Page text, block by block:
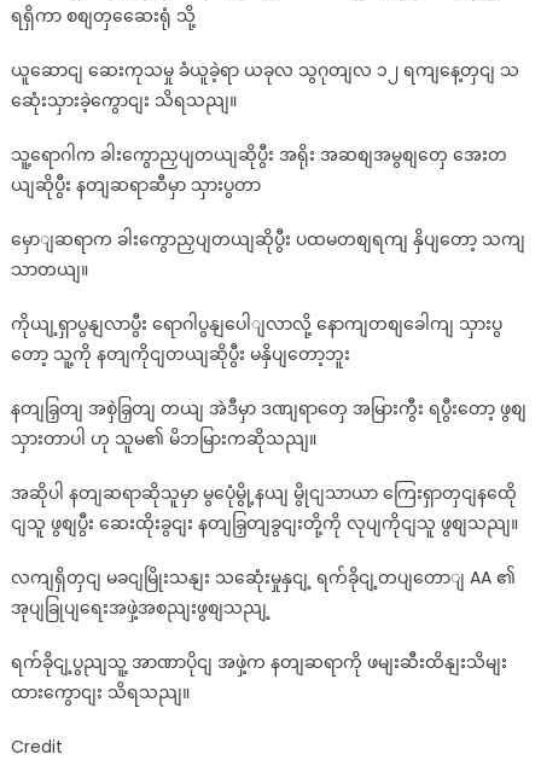
ရရှိကာ စစျတှဆေေးရုံ သို့
ယူဆောငျ ဆေးကုသမှု ခံယူခဲ့ရာ ယခုလ သွဂုတျလ ၁၂ ရကျနေ့တှငျ သ
ဆေုံးသှားခဲ့ကွောငျး သိရသညျ။
သူ့ရောဂါက ခါးကွောညှပျတယျဆိုပွီး အရိုး အဆစျအမွစျတှေ အေးတ
ယျဆိုပွီး နတျဆရာဆီမှာ သှားပွတာ
မှောျဆရာက ခါးကွောညှပျတယျဆိုပွီး ပထမတစျရကျ နှိပျတော့ သကျ
သာတယျ။
ကိုယျ့ရှာပွနျလာပွီး ရောဂါပွနျပေါျလာလို့ နောကျတစျခေါကျ သှားပွ
တော့ သူ့ကို နတျကိုငျတယျဆိုပွီး မနှိပျတော့ဘူး
နတျခြှတျ အစှဲခြှတျ တယျ အဲဒီမှာ ဒဏျရာတှေ အမြားကွီး ရပွီးတော့ ဖွစျ
သှားတာပါ ဟု သူမ၏ မိဘမြားကဆိုသညျ။
အဆိုပါ နတျဆရာဆိုသူမှာ မွပေုံမွို့နယျ မွိုငျသာယာ ကြေးရှာတှငျနထေို
ငျသူ ဖွစျပွီး ဆေးထိုးခွငျး နတျခြှတျခွငျးတို့ကို လုပျကိုငျသူ ဖွစျသညျ။
လကျရှိတှငျ မခငျမြိုးသနျး သဆေုံးမှုနှငျ့ ရက်ခိုငျ့တပျတောျ AA ၏
အုပျခြုပျရေးအဖှဲ့အစညျးဖွစျသညျ့
ရက်ခိုငျ့ပွညျသူ့ အာဏာပိုငျ အဖှဲ့က နတျဆရာကို ဖမျးဆီးထိနျးသိမျး
ထားကွောငျး သိရသညျ။
Credit